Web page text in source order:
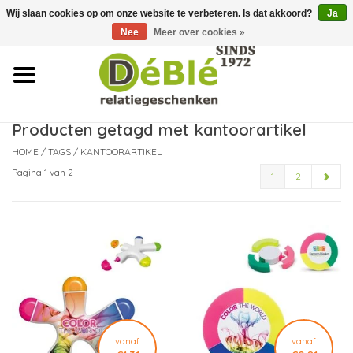
Over ons
Contact
Nieuws
Producten getagd met kantoorartikel
HOME / TAGS / KANTOORARTIKEL
Pagina 1 van 2
1 2
vanaf vanaf
Wij slaan cookies op om onze website te verbeteren. Is dat akkoord?
Ja
Nee
Meer over cookies »